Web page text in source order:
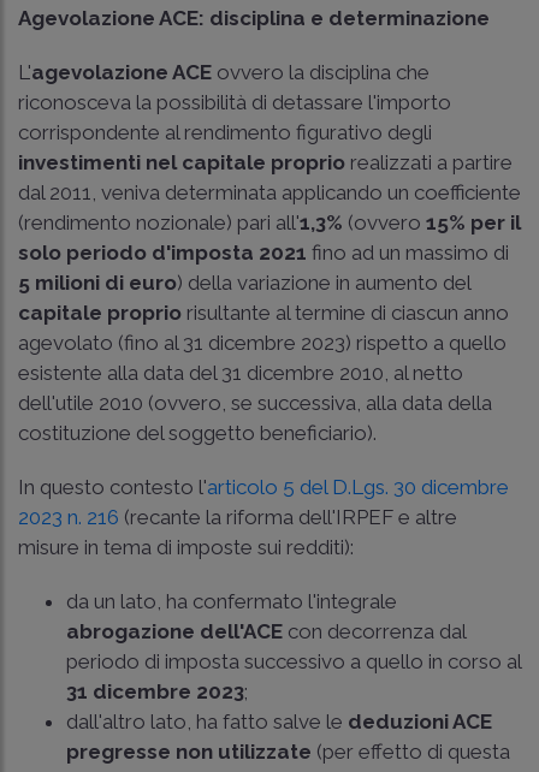
Agevolazione ACE: disciplina e determinazione
L'agevolazione ACE ovvero la disciplina che
riconosceva la possibilità di detassare l'importo
corrispondente al rendimento figurativo degli
investimenti nel capitale proprio realizzati a partire
dal 2011, veniva determinata applicando un coefficiente
(rendimento nozionale) pari all'1,3% (ovvero 15% per il
solo periodo d'imposta 2021 fino ad un massimo di
5 milioni di euro) della variazione in aumento del
capitale proprio risultante al termine di ciascun anno
agevolato (fino al 31 dicembre 2023) rispetto a quello
esistente alla data del 31 dicembre 2010, al netto
dell'utile 2010 (ovvero, se successiva, alla data della
costituzione del soggetto beneficiario).
In questo contesto l'articolo 5 del D.Lgs. 30 dicembre
2023 n. 216 (recante la riforma dell'IRPEF e altre
misure in tema di imposte sui redditi):
da un lato, ha confermato l'integrale
abrogazione dell'ACE con decorrenza dal
periodo di imposta successivo a quello in corso al
31 dicembre 2023;
dall'altro lato, ha fatto salve le deduzioni ACE
pregresse non utilizzate (per effetto di questa